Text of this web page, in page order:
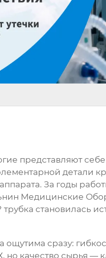
представляют
детали
За годы
Медицинские
становилась
сразу:
но качество сырья